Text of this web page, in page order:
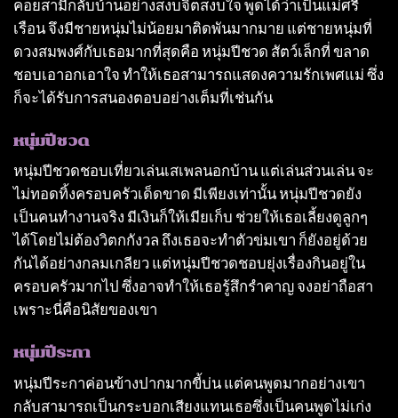
คอยสามีกลับบ้านอย่างสงบจิตสงบใจ พูดได้ว่าเป็นแม่ศรี
เรือน จึงมีชายหนุ่มไม่น้อยมาติดพันมากมาย แต่ชายหนุ่มที่
ดวงสมพงศ์กับเธอมากที่สุดคือ หนุ่มปีชวด สัตว์เล็กที่ ขลาด
ชอบเอาอกเอาใจ ทําให้เธอสามารถแสดงความรักเพศแม่ ซึ่ง
ก็จะได้รับการสนองตอบอย่างเต็มที่เช่นกัน
หนุ่มปีชวด
หนุ่มปีชวดชอบเที่ยวเล่นเสเพลนอกบ้าน แต่เล่นส่วนเล่น จะ
ไม่ทอดทิ้งครอบครัวเด็ดขาด มีเพียงเท่านั้น หนุ่มปีชวดยัง
เป็นคนทํางานจริง มีเงินก็ให้เมียเก็บ ช่วยให้เธอเลี้ยงดูลูกๆ
ได้โดยไม่ต้องวิตกกังวล ถึงเธอจะทําตัวข่มเขา ก็ยังอยู่ด้วย
กันได้อย่างกลมเกลียว แต่หนุ่มปีชวดชอบยุ่งเรื่องกินอยู่ใน
ครอบครัวมากไป ซึ่งอาจทําให้เธอรู้สึกรําคาญ จงอย่าถือสา
เพราะนี่คือนิสัยของเขา
หนุ่มปีระกา
หนุ่มปีระกาค่อนข้างปากมากขี้บ่น แต่คนพูดมากอย่างเขา
กลับสามารถเป็นกระบอกเสียงแทนเธอซึ่งเป็นคนพูดไม่เก่ง